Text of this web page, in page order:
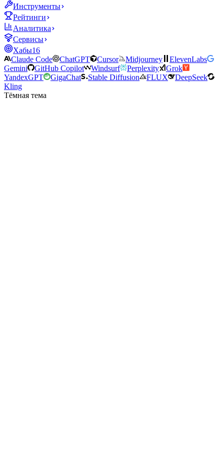
Инструменты
Рейтинги
Аналитика
Сервисы
Хабы16
Claude Code
ChatGPT Cursor Midjourney
ElevenLabs
Gemini
GitHub Copilot Windsurf Perplexity
Grok
YandexGPT
GigaChat Stable Diffusion FLUX
DeepSeek
Kling
Тёмная тема